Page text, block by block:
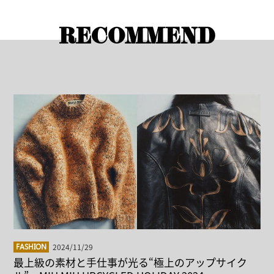
RECOMMEND
FASHION 2024/11/29
最上級の素材と手仕事が光る“極上のアップサイク